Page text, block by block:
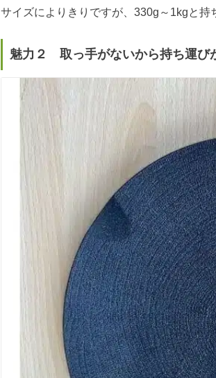
サイズによりきりですが、330g～1kgと
魅力２ 取っ手がないから持ち運び